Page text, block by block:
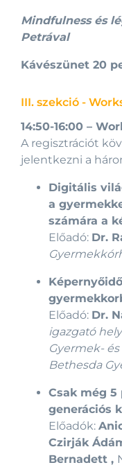
Mindfulness és
Petrával
Kávészünet 20
III. szekció -
14:50-16:00 –
A regisztrációt
jelentkezni a
Digitális
a
számára a
Előadó: Dr.
Előadó: Dr.
igazgató
Gyermek-
Bethesda
Csak még 5
generációs
Előadók:
Czirják
Bernadett ,